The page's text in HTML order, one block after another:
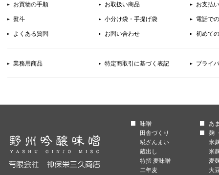
お買物の手順 お取扱い商品 お支払
熨斗 小分け袋・手提げ袋 電話で
よくある質問 お問い合わせ 初めて
業務用商品 特定商取引に基づく表記 プライ
味噌
田舎づくり
糀ざんまい
蔵出し
特撰 麦味噌
二年麦
あ
麹
米
米
麦
大